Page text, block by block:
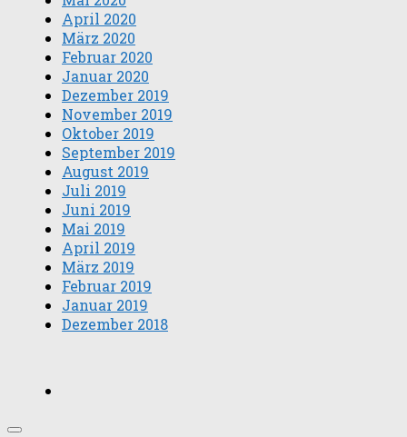
April 2020
März 2020
Februar 2020
Januar 2020
Dezember 2019
November 2019
Oktober 2019
September 2019
August 2019
Juli 2019
Juni 2019
Mai 2019
April 2019
März 2019
Februar 2019
Januar 2019
Dezember 2018